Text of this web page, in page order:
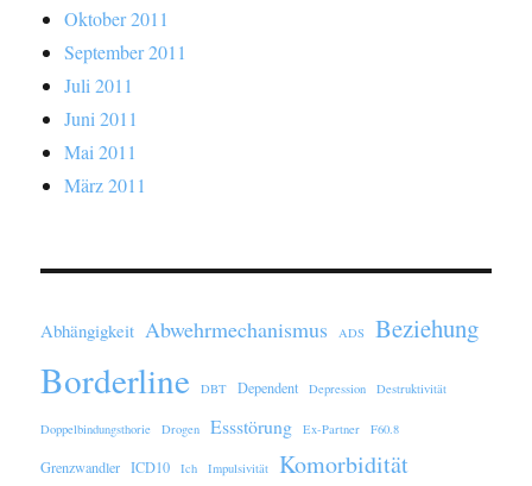
Oktober 2011
September 2011
Juli 2011
Juni 2011
Mai 2011
März 2011
Abhängigkeit Abwehrmechanismus ADS Beziehung
Borderline DBT Dependent Depression Destruktivität
Doppelbindungsthorie Drogen Essstörung Ex-Partner F60.8
Grenzwandler ICD10 Ich Impulsivität Komorbidität